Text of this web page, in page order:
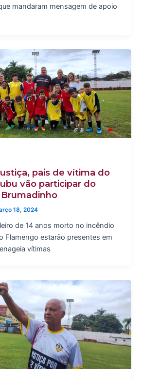
mandaram mensagem de apoio
pais de vítima do
vão participar do
18, 2024
de 14 anos morto no incêndio
Flamengo estarão presentes em
vítimas